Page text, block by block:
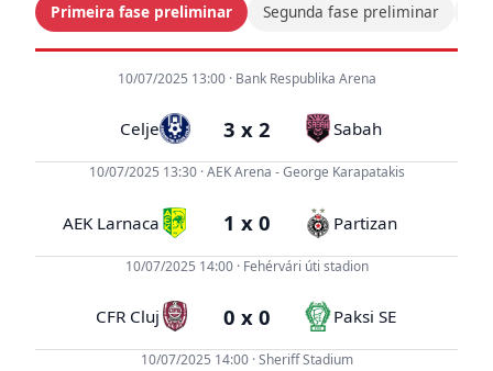
Primeira fase preliminar Segunda fase preliminar
10/07/2025 13:00 · Bank Respublika Arena
Celje 3 x 2 Sabah
10/07/2025 13:30 · AEK Arena - George Karapatakis
AEK Larnaca 1 x 0 Partizan
10/07/2025 14:00 · Fehérvári úti stadion
CFR Cluj 0 x 0 Paksi SE
10/07/2025 14:00 · Sheriff Stadium